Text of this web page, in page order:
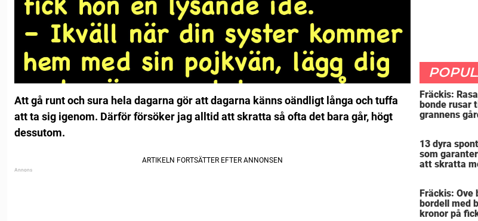
Att gå runt och sura hela dagarna gör att dagarna känns oändligt långa och tuffa
att ta sig igenom. Därför försöker jag alltid att skratta så ofta det bara går, högt
dessutom.
Fräckis:
bonde rusar
grannens
mållös
13 dyra
som
att skratta
Fräckis: Ove
bordell med
kronor på